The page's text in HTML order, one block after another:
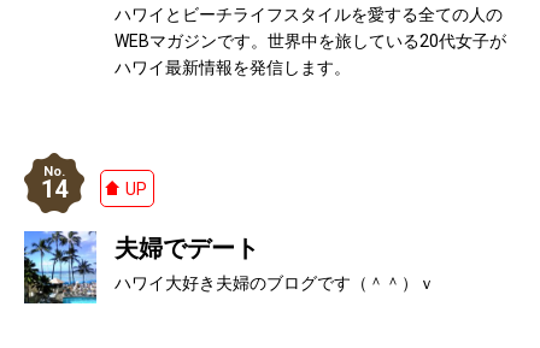
ハワイとビーチライフスタイルを愛する全ての人の
WEBマガジンです。世界中を旅している20代女子が
ハワイ最新情報を発信します。
14 UP
夫婦でデート
ハワイ大好き夫婦のブログです（＾＾）ｖ